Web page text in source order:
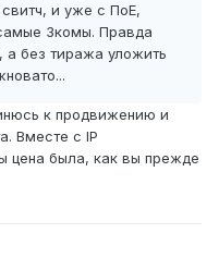
и уже с ПоЕ,
3комы. Правда
а без тиража уложить
к продвижению и
Вместе с IP
цена была, как вы прежде